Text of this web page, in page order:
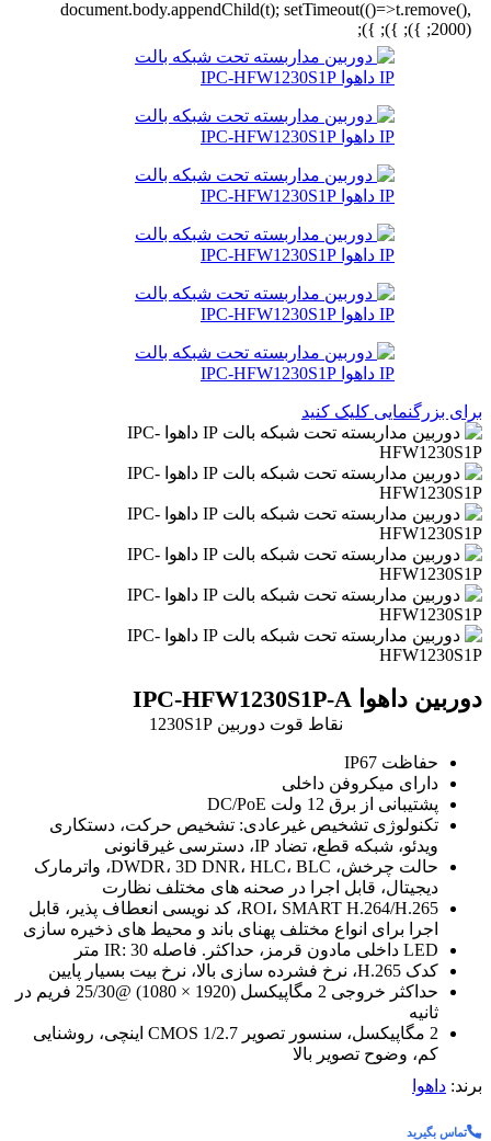
document.body.appendChild(t); setTimeout(()=>t.remove(),
2000); }); }); });
برای بزرگنمایی کلیک کنید
دوربین داهوا IPC-HFW1230S1P-A
نقاط قوت دوربین 1230S1P
حفاظت IP67
دارای میکروفن داخلی
پشتیبانی از برق 12 ولت DC/PoE
تکنولوژی تشخیص غیرعادی: تشخیص حرکت، دستکاری
ویدئو، شبکه قطع، تضاد IP، دسترسی غیرقانونی
حالت چرخش، DWDR، 3D DNR، HLC، BLC، واترمارک
دیجیتال، قابل اجرا در صحنه های مختلف نظارت
ROI، SMART H.264/H.265، کد نویسی انعطاف پذیر، قابل
اجرا برای انواع مختلف پهنای باند و محیط های ذخیره سازی
LED داخلی مادون قرمز، حداکثر. فاصله IR: 30 متر
کدک H.265، نرخ فشرده سازی بالا، نرخ بیت بسیار پایین
حداکثر خروجی 2 مگاپیکسل (1920 × 1080) @25/30 فریم در
ثانیه
2 مگاپیکسل، سنسور تصویر CMOS 1/2.7 اینچی، روشنایی
کم، وضوح تصویر بالا
برند: داهوا
تماس بگیرید